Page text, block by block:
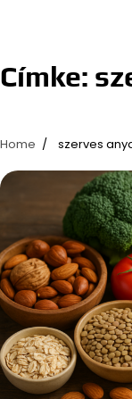
Címke:
Home szerves